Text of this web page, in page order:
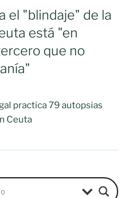
el "blindaje" de la
está "en
que no
practica 79 autopsias
Ceuta